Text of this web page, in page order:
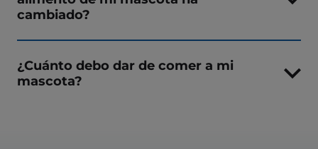
cambiado?
¿Cuánto debo dar de comer a mi
mascota?